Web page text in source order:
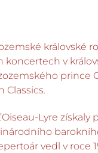
královské
koncertech v
prince
Classics.
Lyre
vedl v roce